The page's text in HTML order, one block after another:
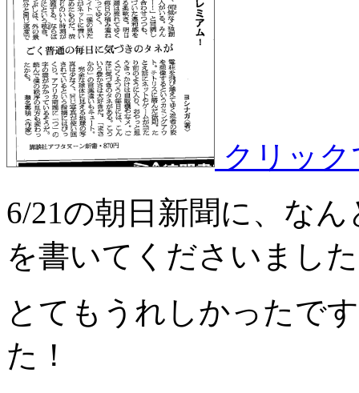
クリッ
6/21の朝日新聞に、なん
を書いてくださいまし
とてもうれしかったで
た！